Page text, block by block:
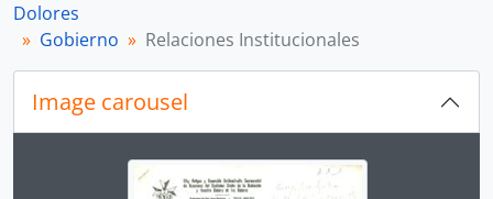
Dolores
Gobierno
Relaciones Institucionales
Image carousel
Changing the current slide of this carousel will